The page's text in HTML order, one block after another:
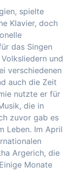
spielte
Klavier, doch
das Singen
und
verschiedenen
auch die Zeit
nutzte er für
die in
zuvor gab es
Leben. Im April
Argerich, die
Monate